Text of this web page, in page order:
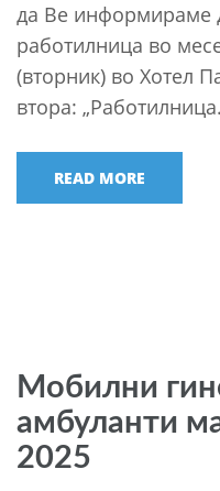
да Ве информираме
работилница во
(вторник) во Хотел
втора:
READ MORE
Мобилни
амбуланти
2025